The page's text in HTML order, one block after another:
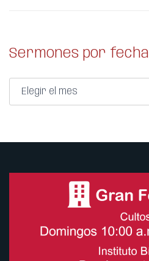
Sermones por fecha